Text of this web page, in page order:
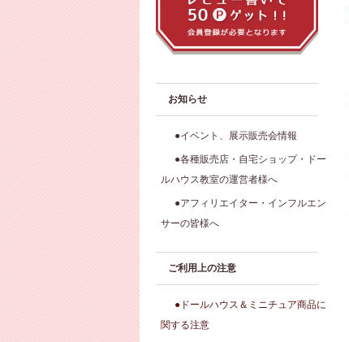
お知らせ
●イベント、展示販売会情報
●各種販売店・自宅ショップ・ドー
ルハウス教室の運営者様へ
●アフィリエイター・インフルエン
サーの皆様へ
ご利用上の注意
●ドールハウス＆ミニチュア商品に
関する注意